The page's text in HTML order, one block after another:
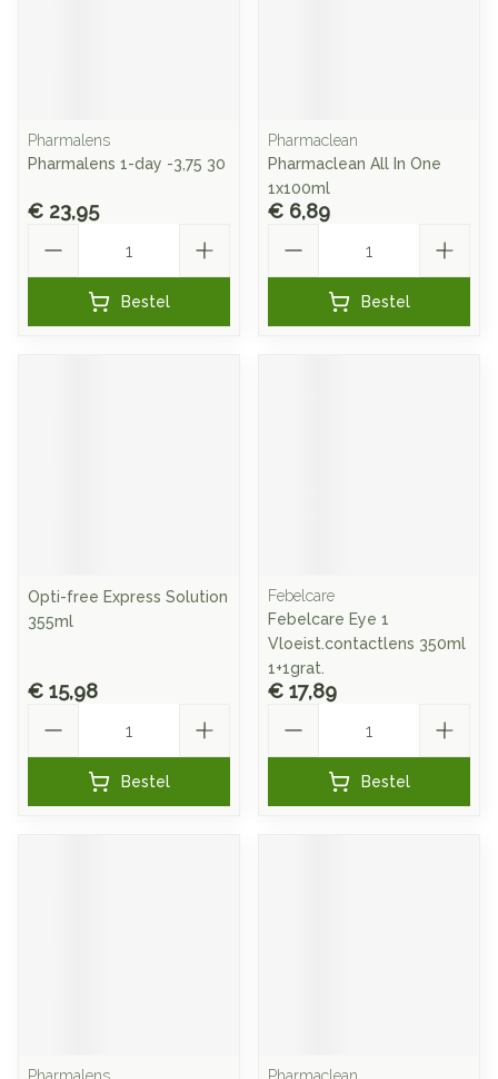
Pharmalens
Pharmalens 1-day -3,75 30
€ 23,95
Bestel
Pharmaclean
Pharmaclean All In One
1x100ml
€ 6,89
Bestel
Opti-free Express Solution
355ml
€ 15,98
Bestel
Febelcare
Febelcare Eye 1
Vloeist.contactlens 350ml
1+1grat.
€ 17,89
Bestel